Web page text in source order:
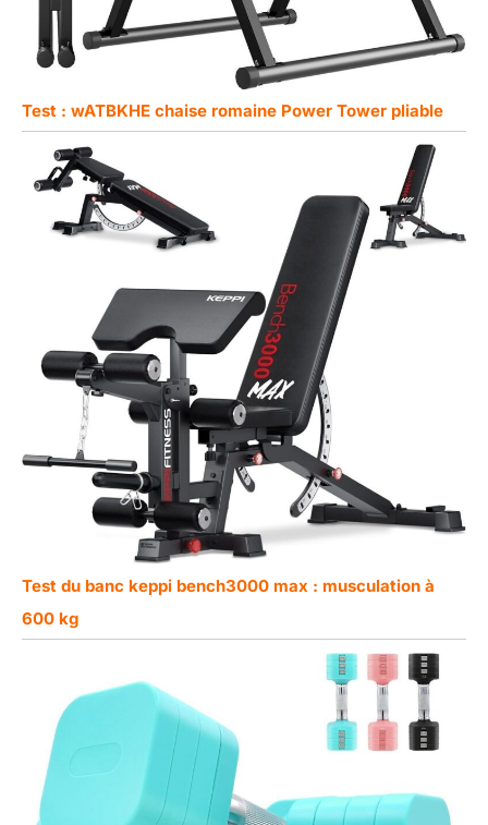
Test : wATBKHE chaise romaine Power Tower pliable
Test du banc keppi bench3000 max : musculation à
600 kg